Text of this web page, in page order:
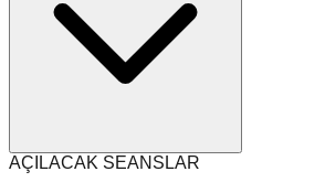
AÇILACAK SEANSLAR